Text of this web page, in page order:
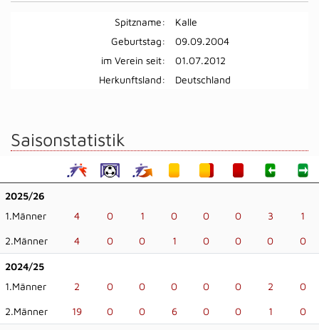
Spitzname:
Kalle
Geburtstag:
09.09.2004
im Verein seit:
01.07.2012
Herkunftsland:
Deutschland
Saisonstatistik
2025/26
1.Männer
4 0 1 0 0 0 3 1
2.Männer 4 0 0 1 0 0 0 0
2024/25
1.Männer
2 0 0 0 0 0 2 0
2.Männer 19 0 0 6 0 0 1 0